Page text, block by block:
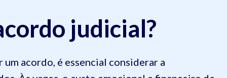
judicial?
acordo, é essencial considerar a